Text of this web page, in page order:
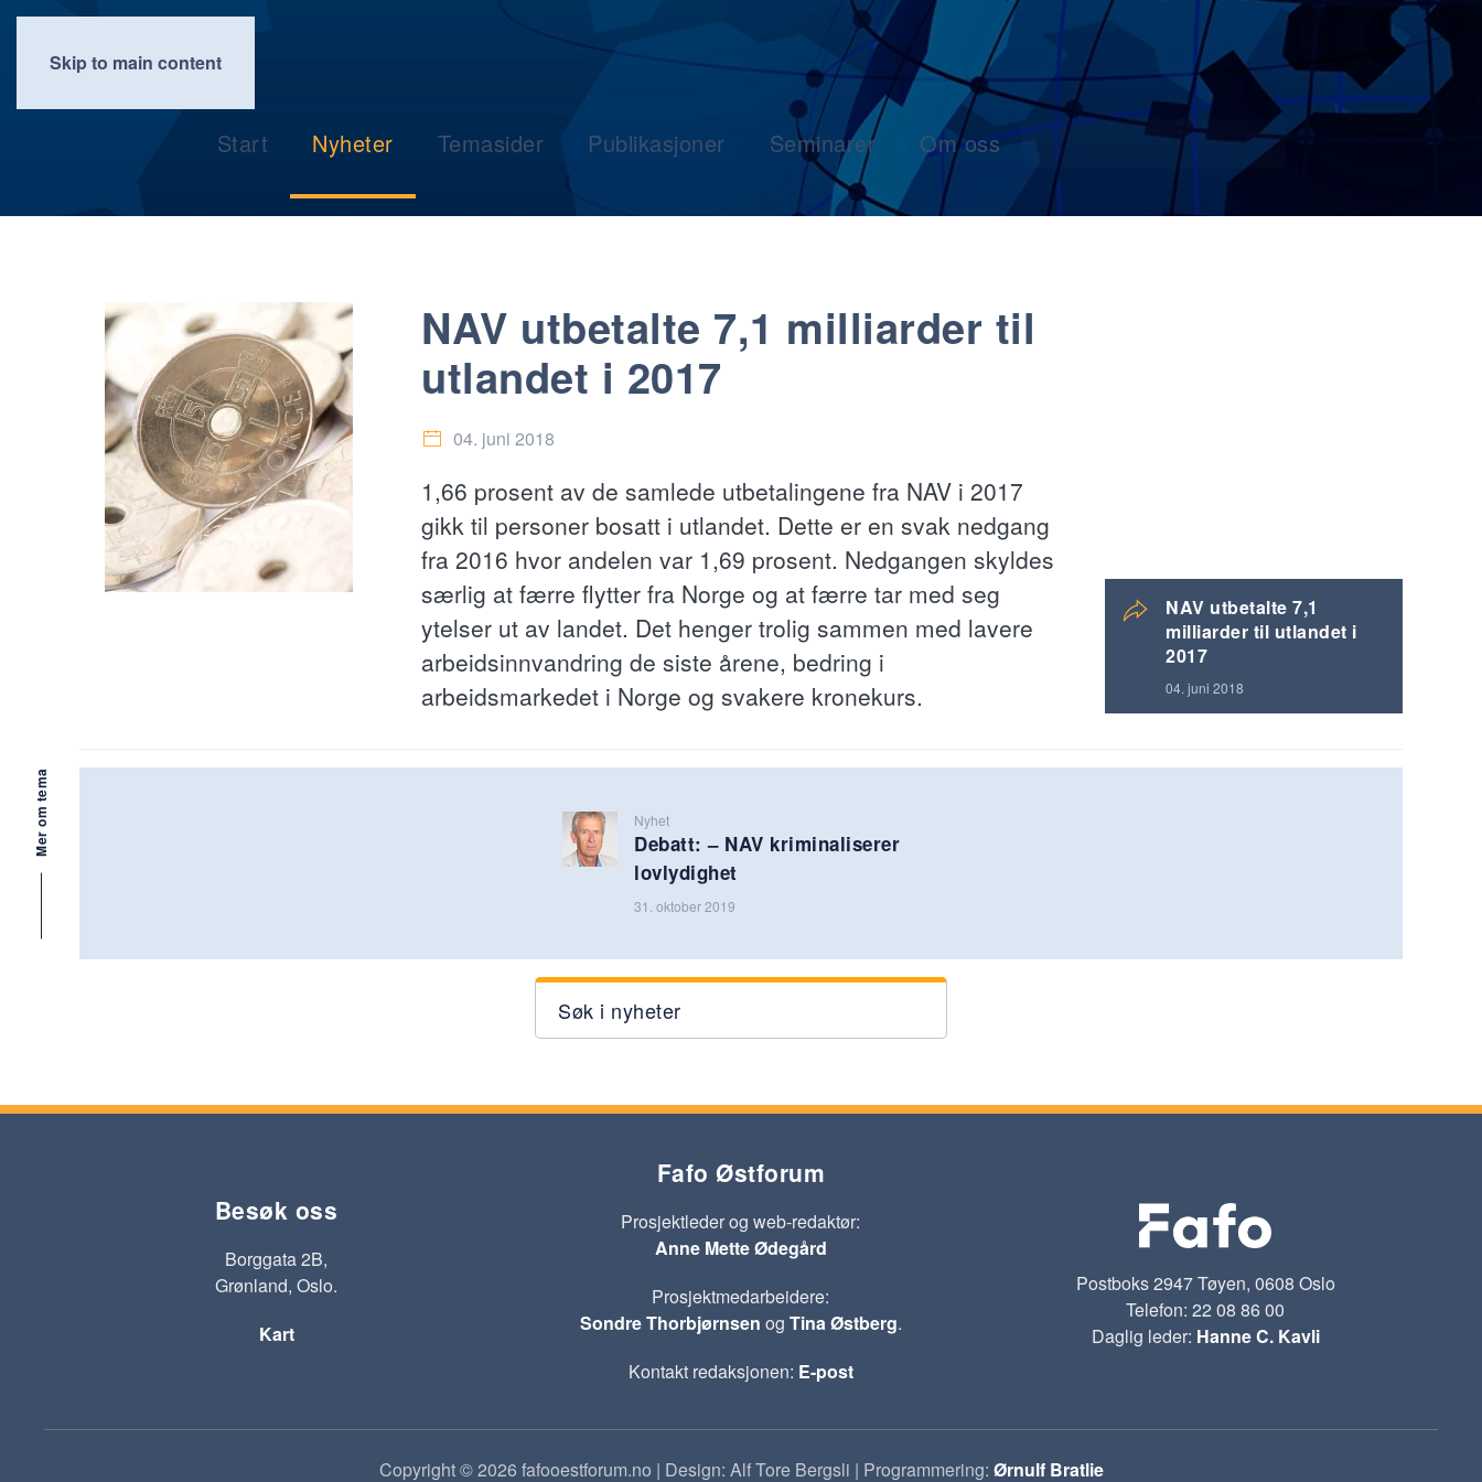
Skip to main content
Start Nyheter Temasider Publikasjoner Seminarer Om oss
NAV utbetalte 7,1 milliarder til
utlandet i 2017
04. juni 2018
1,66 prosent av de samlede utbetalingene fra NAV i 2017
gikk til personer bosatt i utlandet. Dette er en svak nedgang
fra 2016 hvor andelen var 1,69 prosent. Nedgangen skyldes
særlig at færre flytter fra Norge og at færre tar med seg
ytelser ut av landet. Det henger trolig sammen med lavere
arbeidsinnvandring de siste årene, bedring i
arbeidsmarkedet i Norge og svakere kronekurs.
NAV utbetalte 7,1
milliarder til utlandet i
2017
04. juni 2018
Nyhet
Debatt: – NAV kriminaliserer
lovlydighet
31. oktober 2019
Mer om tema
Søk i nyheter
Besøk oss
Borggata 2B,
Grønland, Oslo.
Kart
Fafo Østforum
Prosjektleder og web-redaktør:
Anne Mette Ødegård
Prosjektmedarbeidere:
Sondre Thorbjørnsen og Tina Østberg.
Kontakt redaksjonen: E-post
Postboks 2947 Tøyen, 0608 Oslo
Telefon: 22 08 86 00
Daglig leder: Hanne C. Kavli
Copyright © 2026 fafooestforum.no | Design: Alf Tore Bergsli | Programmering: Ørnulf Bratlie